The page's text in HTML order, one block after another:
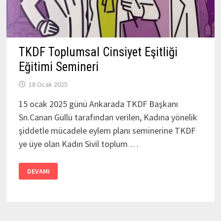
TKDF Toplumsal Cinsiyet Eşitliği
Eğitimi Semineri
18 Ocak 2025
15 ocak 2025 günü Ankarada TKDF Başkanı
Sn.Canan Güllü tarafından verilen, Kadına yönelik
şiddetle mücadele eylem planı seminerine TKDF
ye üye olan Kadın Sivil toplum …
TOPLUMSAL
CINSIYET
DEVAMI